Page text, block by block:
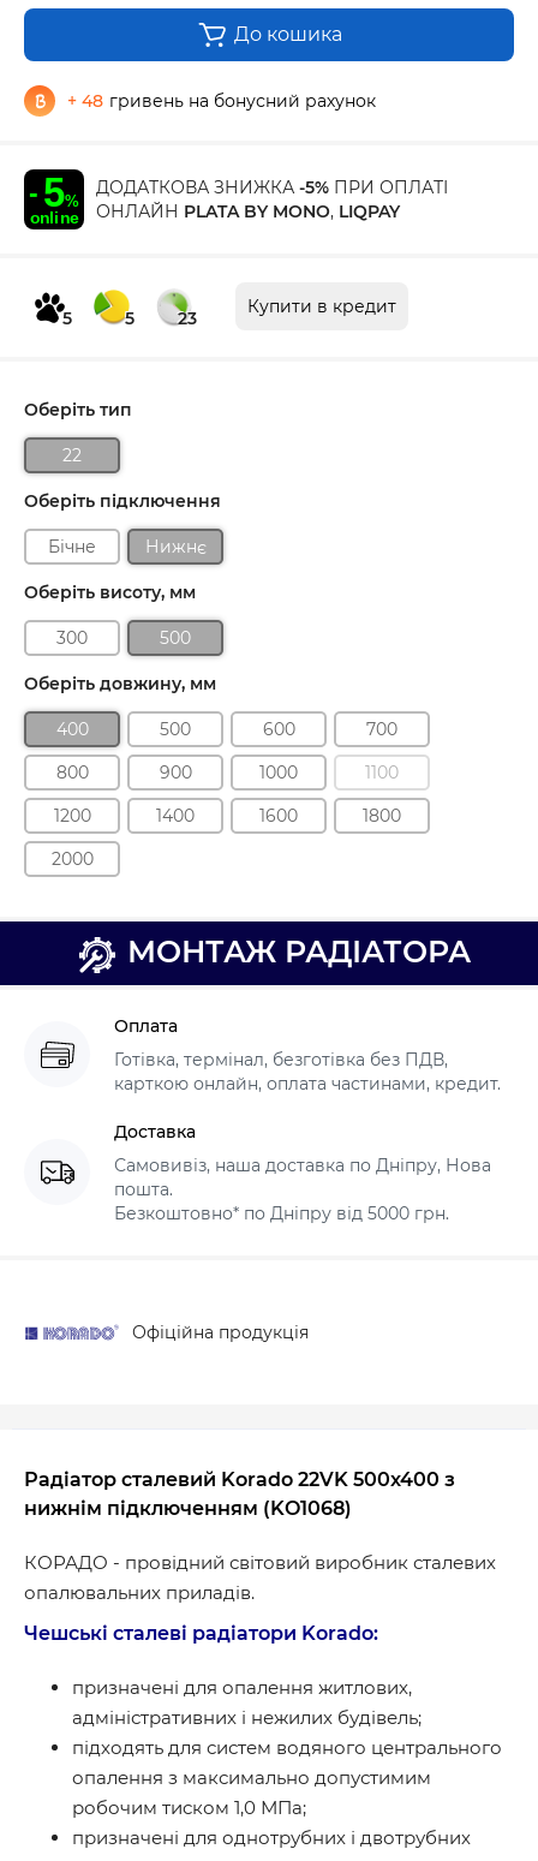
До кошика
+ 48 гривень на бонусний рахунок
ДОДАТКОВА ЗНИЖКА -5% ПРИ ОПЛАТІ
ОНЛАЙН PLATA BY MONO, LIQPAY
5 5 23
Купити в кредит
Оберіть тип
22
Оберіть підключення
Бічне Нижнє
Оберіть висоту, мм
300 500
Оберіть довжину, мм
400 500 600
700
800
900 1000
1100
1200
1400 1600
1800
2000
МОНТАЖ РАДІАТОРА
Оплата
Готівка, термінал, безготівка без ПДВ,
карткою онлайн, оплата частинами, кредит.
Доставка
Самовивіз, наша доставка по Дніпру, Нова
пошта.
Безкоштовно* по Дніпру від 5000 грн.
Офіційна продукція
Радіатор сталевий Korado 22VK 500x400 з
нижнім підключенням (KO1068)
КОРАДО - провідний світовий виробник сталевих
опалювальних приладів.
Чешські сталеві радіатори Korado:
призначені для опалення житлових,
адміністративних і нежилих будівель;
підходять для систем водяного центрального
опалення з максимально допустимим
робочим тиском 1,0 МПа;
призначені для однотрубних і двотрубних